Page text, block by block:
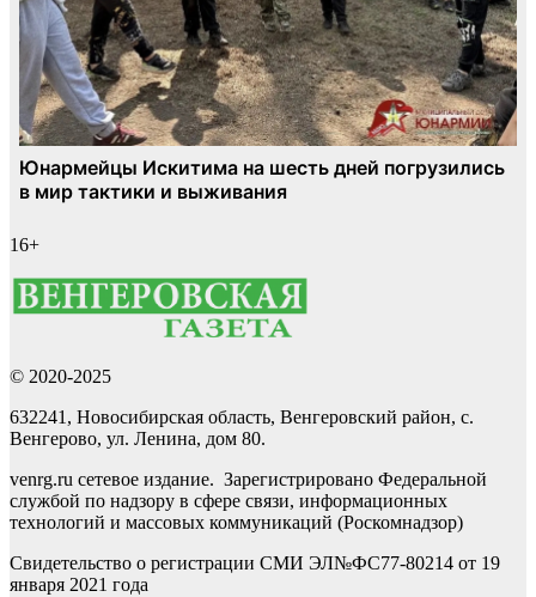
16+
© 2020-2025
632241, Новосибирская область, Венгеровский район, с.
Венгерово, ул. Ленина, дом 80.
venrg.ru сетевое издание. Зарегистрировано Федеральной
службой по надзору в сфере связи, информационных
технологий и массовых коммуникаций (Роскомнадзор)
Свидетельство о регистрации СМИ ЭЛ№ФС77-80214 от 19
января 2021 года